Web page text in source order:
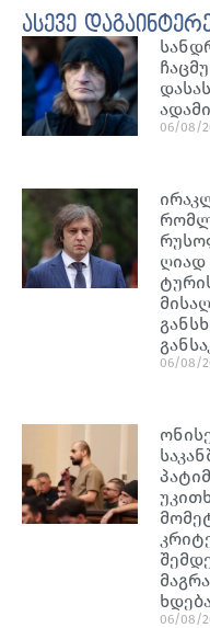
ასევე
06/08/
ღიად
06/08/
06/08/